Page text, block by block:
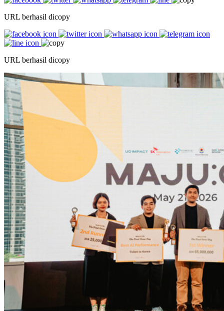
URL berhasil dicopy
URL berhasil dicopy